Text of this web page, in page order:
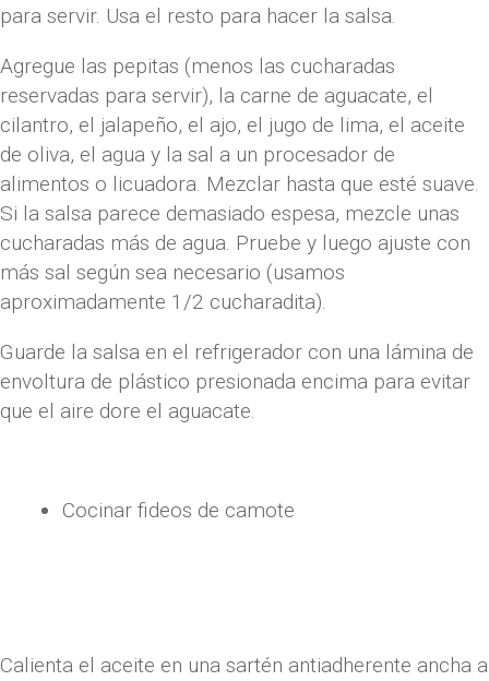
para servir. Usa el resto para hacer la salsa.
Agregue las pepitas (menos las cucharadas
reservadas para servir), la carne de aguacate, el
cilantro, el jalapeño, el ajo, el jugo de lima, el aceite
de oliva, el agua y la sal a un procesador de
alimentos o licuadora. Mezclar hasta que esté suave.
Si la salsa parece demasiado espesa, mezcle unas
cucharadas más de agua. Pruebe y luego ajuste con
más sal según sea necesario (usamos
aproximadamente 1/2 cucharadita).
Guarde la salsa en el refrigerador con una lámina de
envoltura de plástico presionada encima para evitar
que el aire dore el aguacate.
Cocinar fideos de camote
Calienta el aceite en una sartén antiadherente ancha a